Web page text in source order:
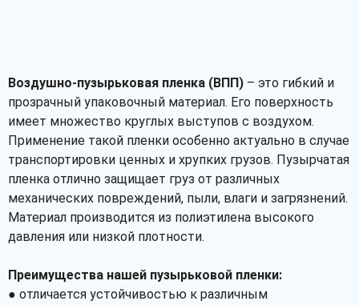
Воздушно-пузырьковая пленка (ВПП) – это гибкий и
прозрачный упаковочный материал. Его поверхность
имеет множество круглых выступов с воздухом.
Применение такой пленки особенно актуально в случае
транспортировки ценных и хрупких грузов. Пузырчатая
пленка отлично защищает груз от различных
механических повреждений, пыли, влаги и загрязнений.
Материал производится из полиэтилена высокого
давления или низкой плотности.
Преимущества нашей пузырьковой пленки:
● отличается устойчивостью к различным